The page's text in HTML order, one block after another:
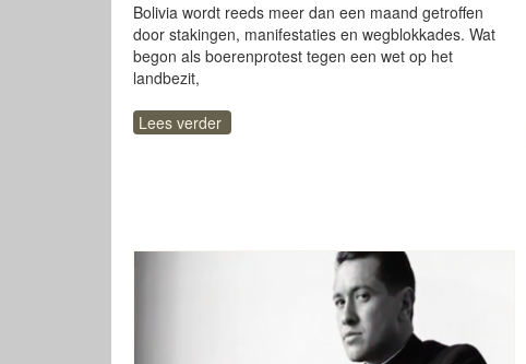
Bolivia wordt reeds meer dan een maand getroffen
door stakingen, manifestaties en wegblokkades. Wat
begon als boerenprotest tegen een wet op het
landbezit,
Lees verder